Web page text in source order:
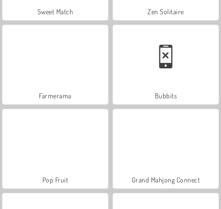
Sweet Match Zen Solitaire
Farmerama Bubbits
Pop Fruit Grand Mahjong Connect